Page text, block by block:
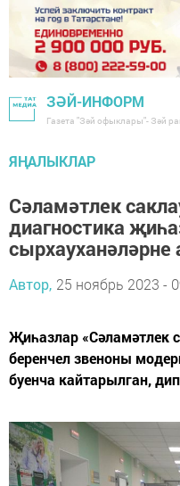
ЗӘЙ-ИНФОРМ
Газета "Зәй офыклары"- Зәй
ЯҢАЛЫКЛАР
Сәламәтлек
диагностика
Автор, 25 ноябрь 2023 -
Җиһазлар «Сәламәтлек
беренчел звеноны
буенча кайтарылган,